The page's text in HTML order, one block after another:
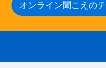
オンライン聞こえの